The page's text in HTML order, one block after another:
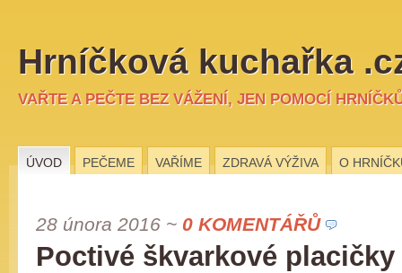
Hrníčková kuchařka
VAŘTE A PEČTE BEZ VÁŽENÍ, JEN POMOCÍ
ÚVOD PEČEME VAŘÍME ZDRAVÁ VÝŽIVA O
28 února 2016 ~ 0 KOMENTÁŘŮ
Poctivé škvarkové placičky